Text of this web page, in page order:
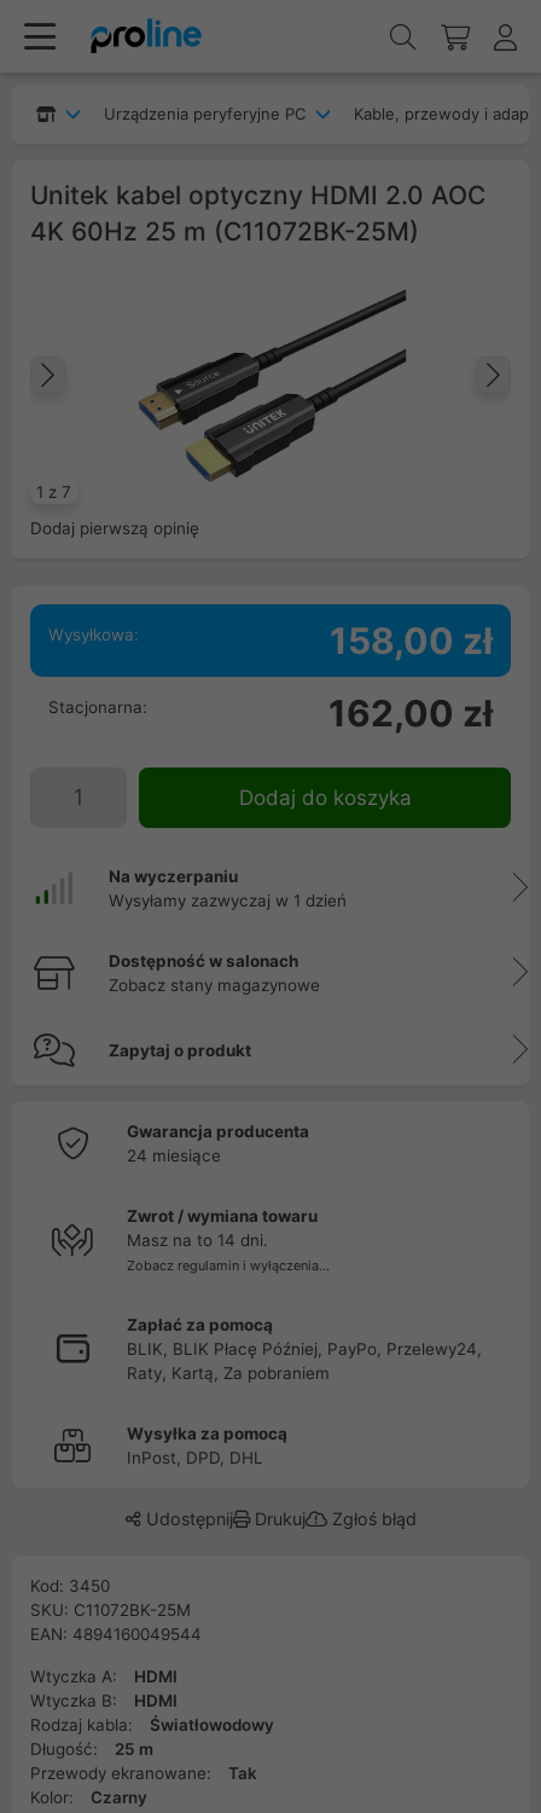
Urządzenia peryferyjne PC Kable, przewody i
Unitek kabel optyczny HDMI 2.0 AOC
4K 60Hz 25 m (C11072BK-25M)
1 z 7
Poprzedni
Dodaj pierwszą opinię
Wysyłkowa: 158,00 zł
Stacjonarna: 162,00 zł
Dodaj do koszyka
Na wyczerpaniu
Wysyłamy zazwyczaj w 1 dzień
Dostępność w salonach
Zobacz stany magazynowe
Zapytaj o produkt
Gwarancja producenta
24 miesiące
Zwrot / wymiana towaru
Masz na to 14 dni.
Zobacz regulamin i wyłączenia...
Zapłać za pomocą
BLIK, BLIK Płacę Później, PayPo, Przelewy24,
Raty, Kartą, Za pobraniem
Wysyłka za pomocą
InPost, DPD, DHL
Udostępnij Drukuj Zgłoś błąd
Kod: 3450
SKU: C11072BK-25M
EAN: 4894160049544
Wtyczka A:
HDMI
Wtyczka B:
HDMI
Rodzaj kabla:
Światłowodowy
Długość:
25 m
Przewody ekranowane:
Tak
Kolor:
Czarny